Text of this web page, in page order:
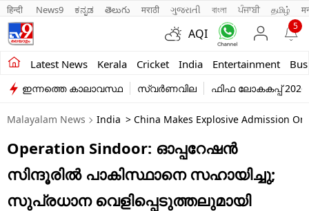
हिन्दी News9 ಕನ್ನಡ తెలుగు मराठी ગુજરાતી বাংলা ਪੰਜਾਬੀ தமிழ்
AQI
5
Latest News Kerala Cricket India Entertainment
Kerala
India
Entertainment
Business
Education
ഇന്നത്തെ കാലാവസ്ഥ സ്വർണവില ഫിഫ ലോകകപ്പ് 2026
Malayalam News India > China Makes Explosive Admission
Operation Sindoor: ഓപ്പറേഷന്‍
സിന്ദൂരില്‍ പാകിസ്ഥാനെ സഹായിച്ചു;
സുപ്രധാന വെളിപ്പെടുത്തലുമായി